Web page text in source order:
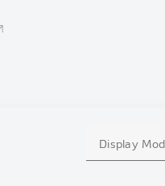
Display